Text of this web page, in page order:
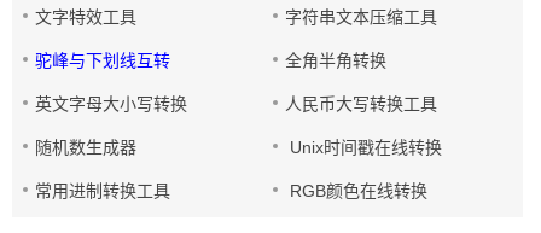
文字特效工具 字符串文本压缩工具
驼峰与下划线互转 全角半角转换
英文字母大小写转换 人民币大写转换工具
随机数生成器 Unix时间戳在线转换
常用进制转换工具 RGB颜色在线转换